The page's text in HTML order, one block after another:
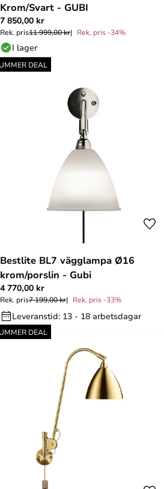
Krom/Svart - GUBI
7 850,00 kr
Rek. pris11 999,00 kr Rek. pris -34%
I lager
DEAL
Bestlite BL7 vägglampa Ø16
krom/porslin - Gubi
4 770,00 kr
Rek. pris7 199,00 kr Rek. pris -33%
Leveranstid: 13 - 18 arbetsdagar
DEAL